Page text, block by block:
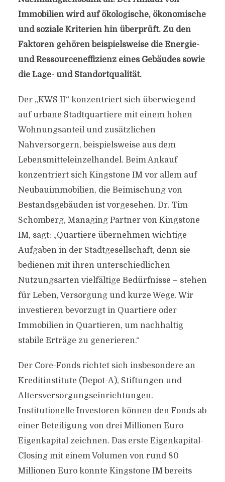
Immobilien wird auf ökologische, ökonomische
und soziale Kriterien hin überprüft. Zu den
Faktoren gehören beispielsweise die Energie-
und Ressourceneffizienz eines Gebäudes sowie
die Lage- und Standortqualität.
Der „KWS II“ konzentriert sich überwiegend
auf urbane Stadtquartiere mit einem hohen
Wohnungsanteil und zusätzlichen
Nahversorgern, beispielsweise aus dem
Lebensmitteleinzelhandel. Beim Ankauf
konzentriert sich Kingstone IM vor allem auf
Neubauimmobilien, die Beimischung von
Bestandsgebäuden ist vorgesehen. Dr. Tim
Schomberg, Managing Partner von Kingstone
IM, sagt: „Quartiere übernehmen wichtige
Aufgaben in der Stadtgesellschaft, denn sie
bedienen mit ihren unterschiedlichen
Nutzungsarten vielfältige Bedürfnisse – stehen
für Leben, Versorgung und kurze Wege. Wir
investieren bevorzugt in Quartiere oder
Immobilien in Quartieren, um nachhaltig
stabile Erträge zu generieren.“
Der Core-Fonds richtet sich insbesondere an
Kreditinstitute (Depot-A), Stiftungen und
Altersversorgungseinrichtungen.
Institutionelle Investoren können den Fonds ab
einer Beteiligung von drei Millionen Euro
Eigenkapital zeichnen. Das erste Eigenkapital-
Closing mit einem Volumen von rund 80
Millionen Euro konnte Kingstone IM bereits